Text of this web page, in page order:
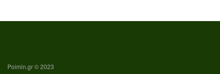
Poimin.gr © 2023